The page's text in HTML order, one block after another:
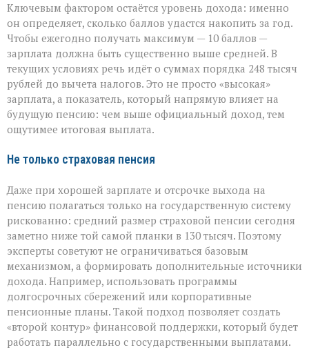
Ключевым фактором остаётся уровень дохода: именно
он определяет, сколько баллов удастся накопить за год.
Чтобы ежегодно получать максимум — 10 баллов —
зарплата должна быть существенно выше средней. В
текущих условиях речь идёт о суммах порядка 248 тысяч
рублей до вычета налогов. Это не просто «высокая»
зарплата, а показатель, который напрямую влияет на
будущую пенсию: чем выше официальный доход, тем
ощутимее итоговая выплата.
Не только страховая пенсия
Даже при хорошей зарплате и отсрочке выхода на
пенсию полагаться только на государственную систему
рискованно: средний размер страховой пенсии сегодня
заметно ниже той самой планки в 130 тысяч. Поэтому
эксперты советуют не ограничиваться базовым
механизмом, а формировать дополнительные источники
дохода. Например, использовать программы
долгосрочных сбережений или корпоративные
пенсионные планы. Такой подход позволяет создать
«второй контур» финансовой поддержки, который будет
работать параллельно с государственными выплатами.